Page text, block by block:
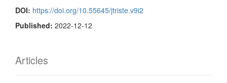
Content
Sidebar
DOI: https://doi.org/10.55645/jtriste.v9i2
Published: 2022-12-12
Articles